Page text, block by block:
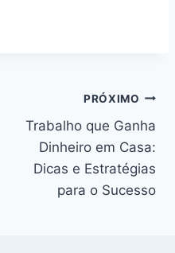
PRÓXIMO
Trabalho que Ganha
Dinheiro em Casa:
Dicas e Estratégias
para o Sucesso